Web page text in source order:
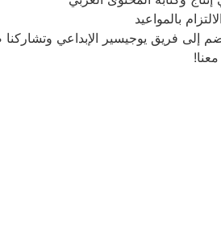
بالمواعيد
إلى فريق يوجيسير الإبداعي